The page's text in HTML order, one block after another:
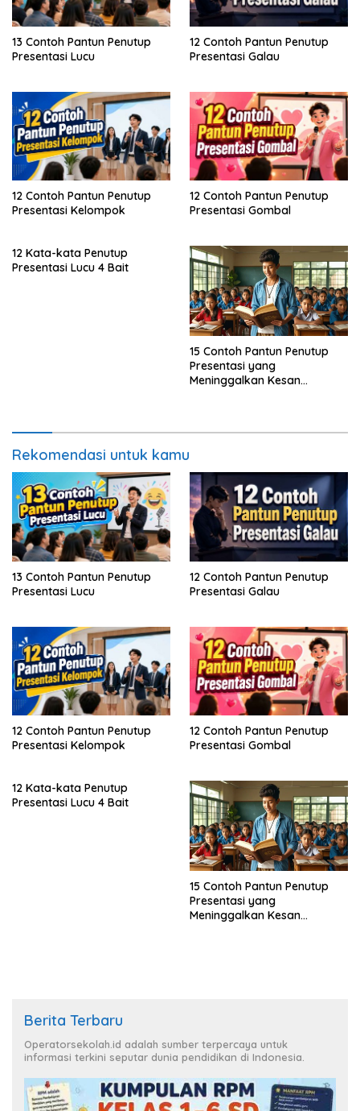
13 Contoh Pantun Penutup
Presentasi Lucu
12 Contoh Pantun Penutup
Presentasi Galau
12 Contoh Pantun Penutup
Presentasi Kelompok
12 Contoh Pantun Penutup
Presentasi Gombal
12 Kata-kata Penutup
Presentasi Lucu 4 Bait
15 Contoh Pantun Penutup
Presentasi yang
Meninggalkan Kesan
Rekomendasi untuk kamu
13 Contoh Pantun Penutup
Presentasi Lucu
12 Contoh Pantun Penutup
Presentasi Galau
12 Contoh Pantun Penutup
Presentasi Kelompok
12 Contoh Pantun Penutup
Presentasi Gombal
12 Kata-kata Penutup
Presentasi Lucu 4 Bait
15 Contoh Pantun Penutup
Presentasi yang
Meninggalkan Kesan
Berita Terbaru
Operatorsekolah.id adalah sumber terpercaya untuk
informasi terkini seputar dunia pendidikan di Indonesia.